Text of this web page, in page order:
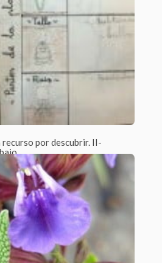
recurso por descubrir. II-
2 Comments
post, El huerto escolar, un rescurso